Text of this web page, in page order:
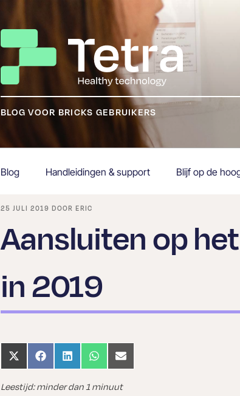
BLOG VOOR BRICKS GEBRUIKERS
Blog Handleidingen & support Blijf op de
GEPLAATST
25 JULI 2019 DOOR ERIC
Aansluiten op
in 2019
Share
on
(Twitter)
Share
on
Share
on
Share
on
Share
on
Leestijd: minder dan 1 minuut